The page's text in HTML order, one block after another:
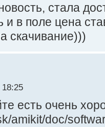
стала
и в поле цена
скачивание)))
есть очень
amikit/doc/